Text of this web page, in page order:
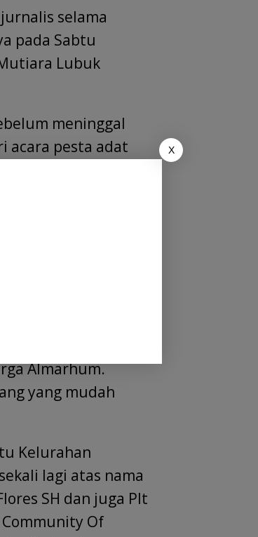
selama
pada Sabtu
Lubuk
meninggal
acara pesta adat
Lubuk Pakam.
tiba – tiba
ke RS Sari
Almarhum pun
tersebut, Plt
sebagai
Nasution pun
Almarhum.
yang mudah
Kelurahan
lagi atas nama
SH dan juga Plt
Community Of
X